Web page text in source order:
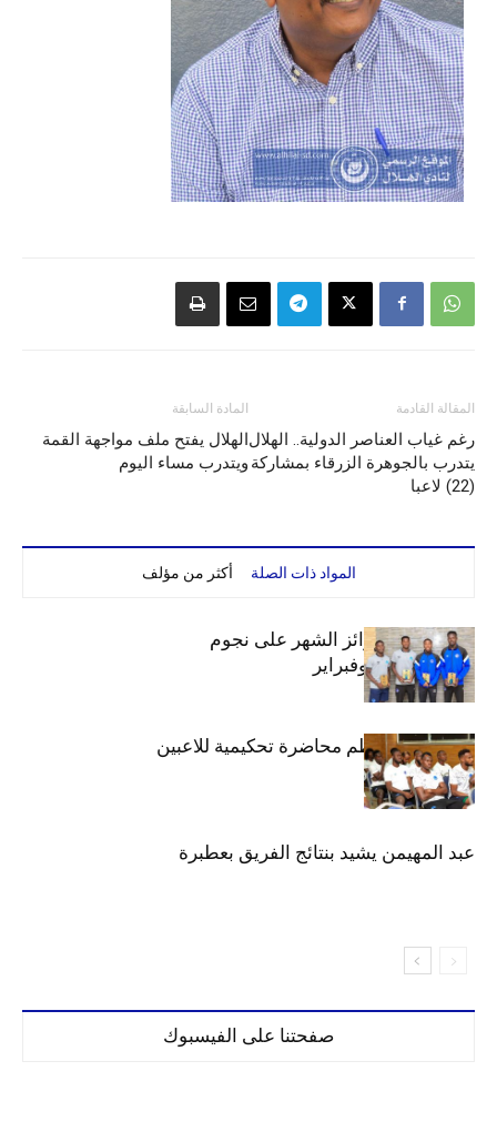
المادة السابقة
الهلال يفتح ملف مواجهة القمة
ويتدرب مساء اليوم
المقالة القادمة
رغم غياب العناصر الدولية.. الهلال
يتدرب بالجوهرة الزرقاء بمشاركة
(22) لاعبا
المواد ذات الصلة أكثر من مؤلف
الهلال يوزع جوائز الشهر على نجوم
ديسمبر.. يناير وفبراير
دائرة الكرة تنظم محاضرة تحكيمية للاعبين
عبد المهيمن يشيد بنتائج الفريق بعطبرة
صفحتنا على الفيسبوك